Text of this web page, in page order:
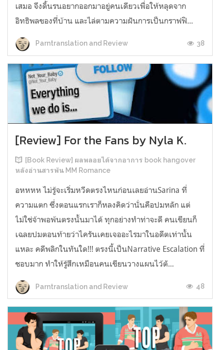
เสมอ จึงดิ้นรนอยากออกมาอยู่คนเดียวเพื่อให้หลุดจาก
อิทธิพลของที่บ้าน และไล่ตามความฝันการเป็นกราฟฟิ...
Parntranslation and Review 38
[Review] For the Fans by Nyla K.
[Book Review] ผลพลอยได้จากอาการ book hangover
หลังอ่านสารพัน MM Romance
อหหหห ไม่รู้จะเริ่มหวีดตรงไหนก่อนเลยอ่านSarina ที่
ความแตก ซึ่งตอนแรกเราก็หลงคิดว่านั่นคือปมหลัก แต่
ไม่ใช่จ้าพอพ้นตรงนั้นมาได้ ทุกอย่างทำท่าจะดี คนเขียนก็
เฉลยปมตอนท้ายว่าไครันเคยเจออะไรมาในอดีตเท่านั้น
แหละ คดีพลิกในทันใด!!! ตรงนี้เป็นNarrative Escalation ที่
ชอบมาก ทำให้รู้สึกเหมือนคนเขียนวางแผนไว้ตั...
Parntranslation and Review 48